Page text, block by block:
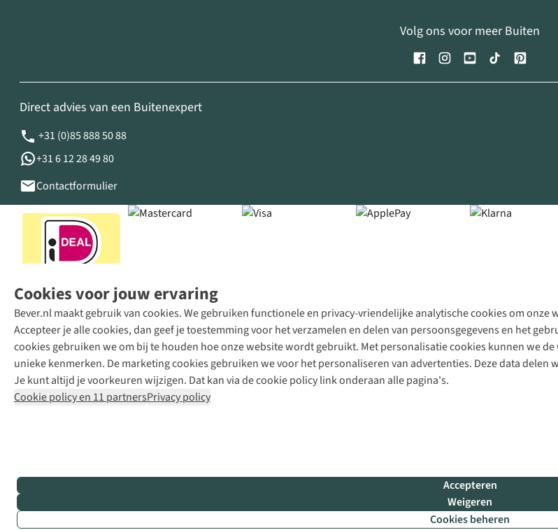
Cookies voor jouw ervaring
Bever.nl maakt gebruik van cookies. We gebruiken functionele en privacy-vriendelijke analytische cookies om
Accepteer je alle cookies, dan geef je toestemming voor het verzamelen en delen van persoonsgegevens en het
cookies gebruiken we om bij te houden hoe onze website wordt gebruikt. Met personalisatie cookies kunnen we
unieke kenmerken. De marketing cookies gebruiken we voor het personaliseren van advertenties. Deze data delen
Je kunt altijd je voorkeuren wijzigen. Dat kan via de cookie policy link onderaan alle pagina's.
Cookie policy en 11 partnersPrivacy policy
Accepteren
Weigeren
Cookies beheren
Volg ons voor meer Buiten
Direct advies van een Buitenexpert
+31 (0)85 888 50 88
+31 6 12 28 49 80
Contactformulier